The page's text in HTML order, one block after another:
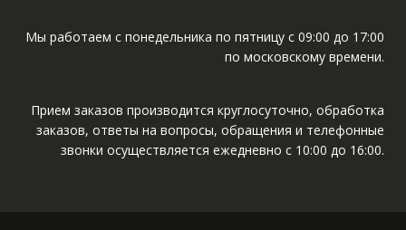
Мы работаем с понедельника по пятницу с 09:00 до 17:00
по московскому времени.
Прием заказов производится круглосуточно, обработка
заказов, ответы на вопросы, обращения и телефонные
звонки осуществляется ежедневно с 10:00 до 16:00.